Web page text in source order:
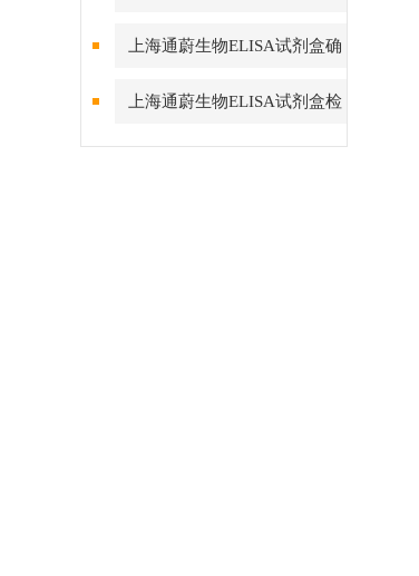
盒的组成和保存
上海通蔚生物ELISA试剂盒确
保数据真实可靠
上海通蔚生物ELISA试剂盒检
测结果的稳定性